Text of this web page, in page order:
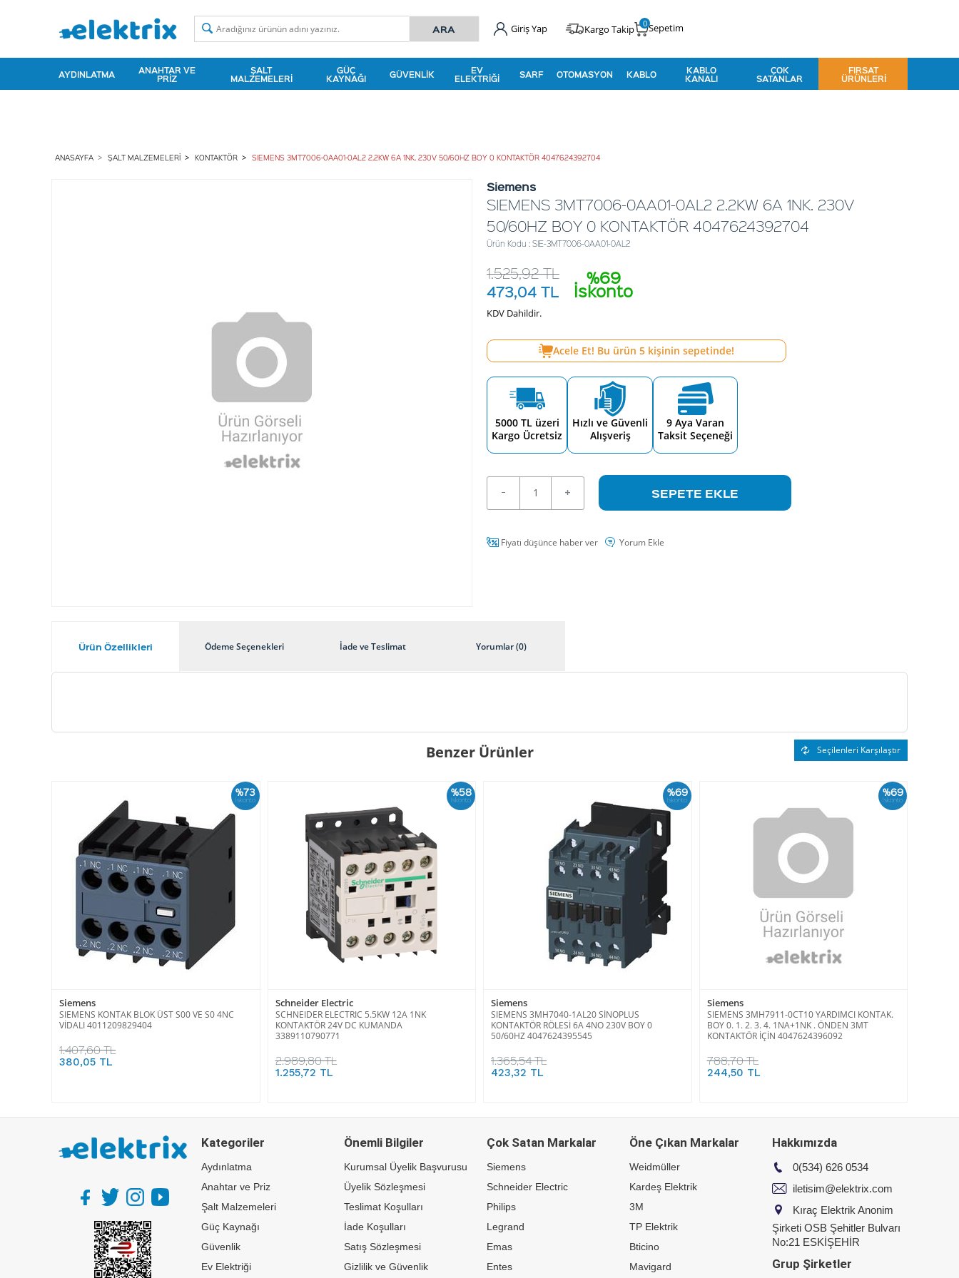
Giriş Yap Kargo Takip Sepetim
0
AYDINLATMA ANAHTAR VE
PRIZ
ŞALT
MALZEMELERI
GÜÇ
KAYNAĞI GÜVENLIK EV
ELEKTRIĞI SARF OTOMASYON KABLO KABLO
KANALI
ÇOK
SATANLAR
FIRSAT
ÜRÜNLERI
ANASAYFA ŞALT MALZEMELERI KONTAKTÖR SIEMENS 3MT7006-0AA01-0AL2 2.2KW 6A 1NK. 230V 50/60HZ BOY 0 KONTAKTÖR 4047624392704
Siemens
SIEMENS 3MT7006-0AA01-0AL2 2.2KW 6A 1NK. 230V
50/60HZ BOY 0 KONTAKTÖR 4047624392704
Ürün Kodu : SIE-3MT7006-0AA01-0AL2
%69
İskonto
1.525,92TL
473,04 TL
KDV Dahildir.
Acele Et! Bu ürün 5kişinin sepetinde!
5000 TL üzeri
Kargo Ücretsiz
Hızlı ve Güvenli
Alışveriş
9 Aya Varan
Taksit Seçeneği
SEPETE EKLE
Fiyatı düşünce haber ver Yorum Ekle
Ürün Özellikleri Ödeme Seçenekleri İade ve Teslimat Yorumlar (0)
Benzer Ürünler Seçilenleri Karşılaştır
%73
İskonto
Siemens
SIEMENS KONTAK BLOK ÜST S00 VE S0 4NC
VİDALI 4011209829404
1.407,60 TL
380,05 TL
%58
İskonto
Schneider Electric
SCHNEIDER ELECTRIC 5.5KW 12A 1NK
KONTAKTÖR 24V DC KUMANDA
3389110790771
2.989,80 TL
1.255,72 TL
%69
İskonto
Siemens
SIEMENS 3MH7040-1AL20 SİNOPLUS
KONTAKTÖR RÖLESİ 6A 4NO 230V BOY 0
50/60HZ 4047624395545
1.365,54 TL
423,32 TL
%69
İskonto
Siemens
SIEMENS 3MH7911-0CT10 YARDIMCI KONTAK.
BOY 0. 1. 2. 3. 4. 1NA+1NK . ÖNDEN 3MT
KONTAKTÖR İÇİN 4047624396092
788,70 TL
244,50 TL
Kategoriler
Aydınlatma
Anahtar ve Priz
Şalt Malzemeleri
Güç Kaynağı
Güvenlik
Ev Elektriği
Önemli Bilgiler
Kurumsal Üyelik Başvurusu
Üyelik Sözleşmesi
Teslimat Koşulları
İade Koşulları
Satış Sözleşmesi
Gizlilik ve Güvenlik
Çok Satan Markalar
Siemens
Schneider Electric
Philips
Legrand
Emas
Entes
Öne Çıkan Markalar
Weidmüller
Kardeş Elektrik
3M
TP Elektrik
Bticino
Mavigard
Hakkımızda
0(534) 626 0534
iletisim@elektrix.com
Kıraç Elektrik Anonim
Şirketi OSB Şehitler Bulvarı
No:21 ESKİŞEHİR
Grup Şirketler